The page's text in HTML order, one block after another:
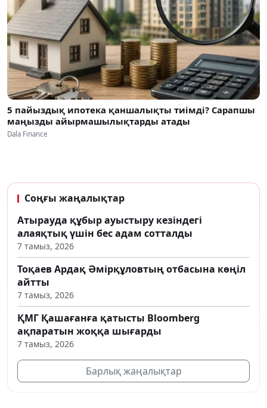
5 пайыздық ипотека қаншалықты тиімді? Сарапшы
маңызды айырмашылықтарды атады
Dala Finance
Соңғы жаңалықтар
Атырауда құбыр ауыстыру кезіндегі
алаяқтық үшін бес адам сотталды
7 тамыз, 2026
Тоқаев Ардақ Әмірқұловтың отбасына көңіл
айтты
7 тамыз, 2026
ҚМГ Қашағанға қатысты Bloomberg
ақпаратын жоққа шығарды
7 тамыз, 2026
Барлық жаңалықтар